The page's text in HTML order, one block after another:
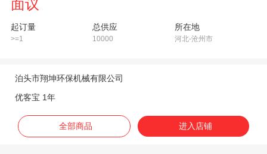
面议
起订量
>=1
总供应
10000
所在地
河北-沧州市
泊头市翔坤环保机械有限公司
优客宝 1年
全部商品 进入店铺